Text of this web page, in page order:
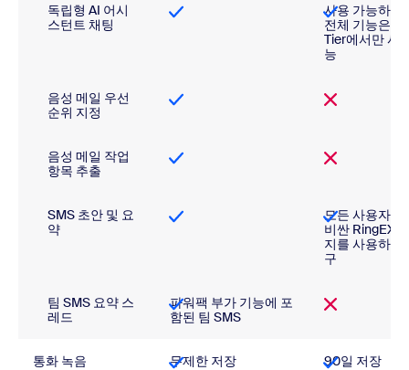
독립형 AI 어시
스턴트 채팅
사용 가능하지
전체 기능은
Tier에서만 사
능
음성 메일 우선
순위 지정
음성 메일 작업
항목 추출
SMS 초안 및 요
약
모든 사용자가
비싼 RingEX
지를 사용하도
구
팀 SMS 요약 스
레드
파워팩 부가 기능에 포
함된 팀 SMS
통화 녹음 무제한 저장 90일 저장